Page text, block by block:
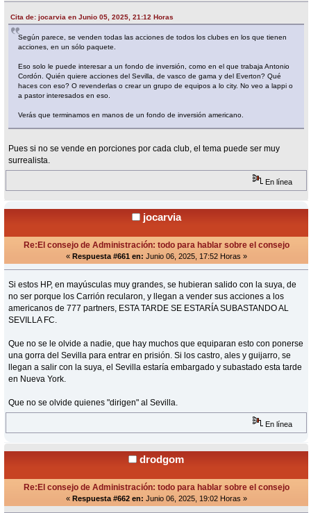
Cita de: jocarvia en Junio 05, 2025, 21:12 Horas
Según parece, se venden todas las acciones de todos los clubes en los que tienen
acciones, en un sólo paquete.
Eso solo le puede interesar a un fondo de inversión, como en el que trabaja Antonio
Cordón. Quién quiere acciones del Sevilla, de vasco de gama y del Everton? Qué
haces con eso? O revenderlas o crear un grupo de equipos a lo city. No veo a lappi o
a pastor interesados en eso.
Verás que terminamos en manos de un fondo de inversión americano.
Pues si no se vende en porciones por cada club, el tema puede ser muy
surrealista.
En línea
jocarvia
Re:El consejo de Administración: todo para hablar sobre el consejo
« Respuesta #661 en: Junio 06, 2025, 17:52 Horas »
Si estos HP, en mayúsculas muy grandes, se hubieran salido con la suya, de
no ser porque los Carrión recularon, y llegan a vender sus acciones a los
americanos de 777 partners, ESTA TARDE SE ESTARÍA SUBASTANDO AL
SEVILLA FC.
Que no se le olvide a nadie, que hay muchos que equiparan esto con ponerse
una gorra del Sevilla para entrar en prisión. Si los castro, ales y guijarro, se
llegan a salir con la suya, el Sevilla estaría embargado y subastado esta tarde
en Nueva York.
Que no se olvide quienes "dirigen" al Sevilla.
En línea
drodgom
Re:El consejo de Administración: todo para hablar sobre el consejo
« Respuesta #662 en: Junio 06, 2025, 19:02 Horas »